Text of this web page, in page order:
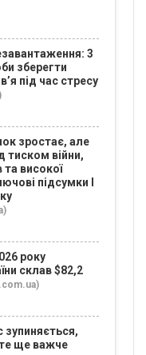
3
зберегти
під час стресу
зростає, але
тиском війни,
та високої
підсумки І
року
склав $82,2
зупиняється,
ще важче